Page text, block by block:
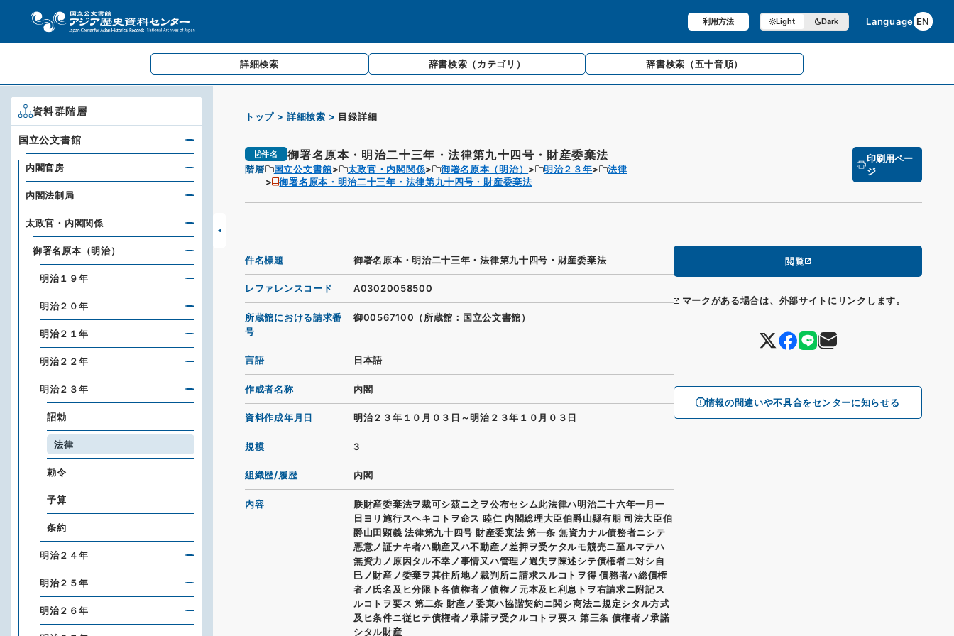
利用方法 Light Dark Language EN
詳細検索 辞書検索 （カテゴリ） 辞書検索 （五十音順）
トップ 詳細検索 目録詳細
件名 御署名原本・明治二十三年・法律第九十四号・財産委棄法
階層 国立公文書館 太政官・内閣関係 御署名原本（明治） 明治２３年
法律
御署名原本・明治二十三年・法律第九十四号・財産委棄法
印刷用ペー
ジ
閲覧
マークがある場合は、外部サイトにリンクします。
情報の間違いや不具合をセンターに知らせる
件名標題 御署名原本・明治二十三年・法律第九十四号・財産委棄法
レファレンスコード A03020058500
所蔵館における請求番
号
御00567100（所蔵館：国立公文書館）
言語 日本語
作成者名称 内閣
資料作成年月日 明治２３年１０月０３日～明治２３年１０月０３日
規模 3
組織歴/履歴 内閣
内容
朕財産委棄法ヲ裁可シ茲ニ之ヲ公布セシム此法律ハ明治二十六年一月一
日ヨリ施行スヘキコトヲ命ス 睦仁 内閣総理大臣伯爵山縣有朋 司法大臣伯
爵山田顕義 法律第九十四号 財産委棄法 第一条 無資力ナル債務者ニシテ
悪意ノ証ナキ者ハ動産又ハ不動産ノ差押ヲ受ケタルモ競売ニ至ルマテハ
無資力ノ原因タル不幸ノ事情又ハ管理ノ過失ヲ陳述シテ債権者ニ対シ自
巳ノ財産ノ委棄ヲ其住所地ノ裁判所ニ請求スルコトヲ得 債務者ハ総債権
者ノ氏名及ヒ分限ト各債権者ノ債権ノ元本及ヒ利息トヲ右請求ニ附記ス
ルコトヲ要ス 第二条 財産ノ委棄ハ協諧契約ニ関シ商法ニ規定シタル方式
及ヒ条件ニ従ヒテ債権者ノ承諾ヲ受クルコトヲ要ス 第三条 債権者ノ承諾
シタル財産
資料群階層
国立公文書館
内閣官房
内閣法制局
太政官・内閣関係
御署名原本（明治）
明治１９年
明治２０年
明治２１年
明治２２年
明治２３年
詔勅
法律
勅令
予算
条約
明治２４年
明治２５年
明治２６年